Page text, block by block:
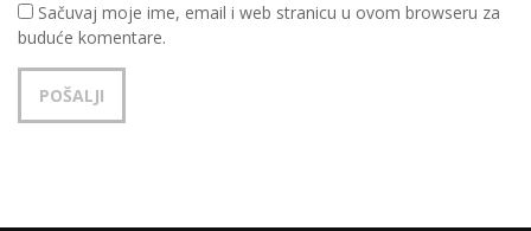
Sačuvaj moje ime, email i web stranicu u ovom browseru za
buduće komentare.